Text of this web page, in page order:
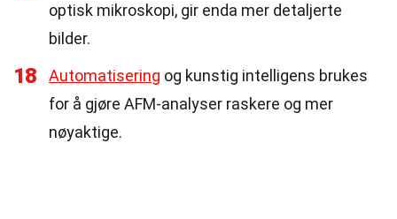
optisk mikroskopi, gir enda mer detaljerte
bilder.
18 Automatisering og kunstig intelligens brukes
for å gjøre AFM-analyser raskere og mer
nøyaktige.